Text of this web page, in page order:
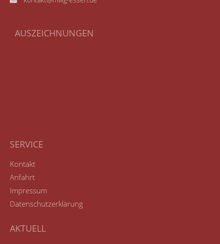
AUSZEICHNUNGEN
SERVICE
Kontakt
Anfahrt
Impressum
Datenschutzerklärung
AKTUELL